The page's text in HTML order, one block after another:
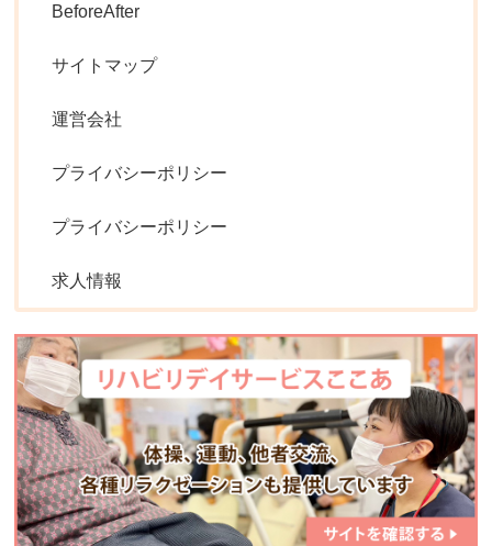
BeforeAfter
サイトマップ
運営会社
プライバシーポリシー
プライバシーポリシー
求人情報